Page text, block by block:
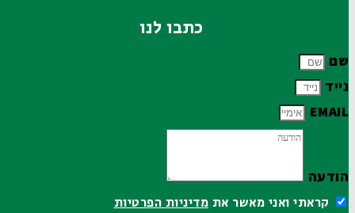
כתבו לנו
שם
נייד
EMAIL
הודעה
קראתי ואני מאשר אתמדיניות הפרטיות